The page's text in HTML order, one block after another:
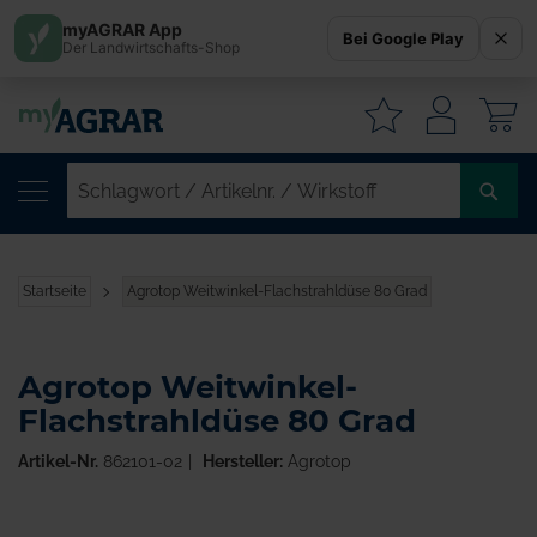
Startseite Agrotop Weitwinkel-Flachstrahldüse 80 Grad
Agrotop Weitwinkel-
Flachstrahldüse 80 Grad
Artikel-Nr. 862101-02 Hersteller:Agrotop
myAGRAR App
Der Landwirtschafts-Shop Bei Google Play